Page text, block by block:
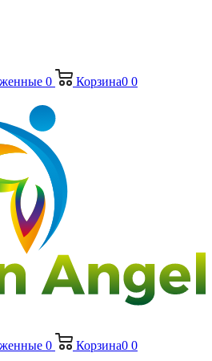
0 Корзина0 0
0 Корзина0 0